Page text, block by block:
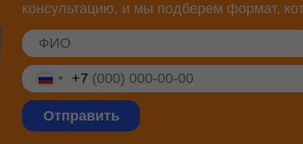
консультацию, и мы подберем формат,
+7
Отправить